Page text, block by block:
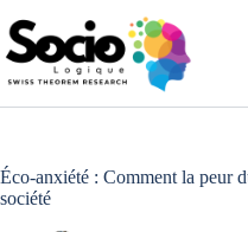
au
contenu
Éco-anxiété : Comment la peur
société